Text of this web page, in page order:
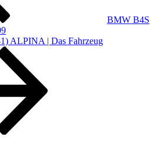
BMW B4S
ALPINA | Das Fahrzeug